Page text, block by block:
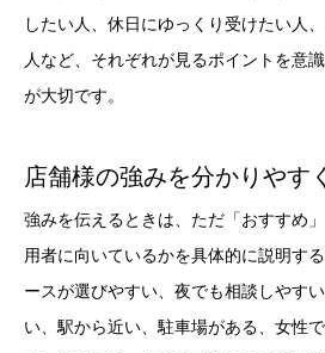
したい人、休日にゆっくり受けたい人
人など、それぞれが見るポイントを意
が大切です。
店舗様の強みを分かりやす
強みを伝えるときは、ただ「おすすめ
用者に向いているかを具体的に説明す
ースが選びやすい、夜でも相談しやす
い、駅から近い、駐車場がある、女性